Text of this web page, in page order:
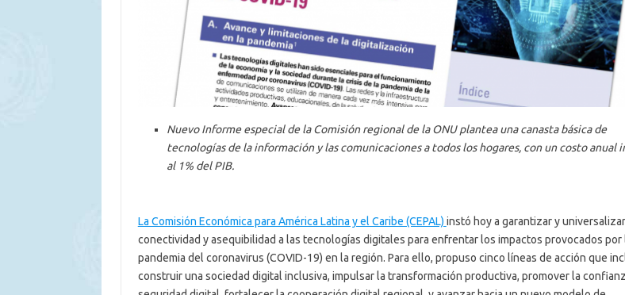
Nuevo Informe especial de la Comisión regional de la ONU plantea una canasta básica de
tecnologías de la información y las comunicaciones a todos los hogares, con un costo anual
al 1% del PIB.
La Comisión Económica para América Latina y el Caribe (CEPAL) instó hoy a garantizar y
conectividad y asequibilidad a las tecnologías digitales para enfrentar los impactos provocados por
pandemia del coronavirus (COVID-19) en la región. Para ello, propuso cinco líneas de acción que
construir una sociedad digital inclusiva, impulsar la transformación productiva, promover la